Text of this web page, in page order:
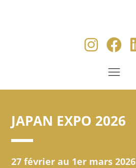
JAPAN EXPO 2026
27 février au 1er mars 2026